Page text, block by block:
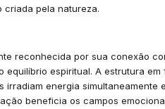
criada pela natureza.
reconhecida por sua conexão
espiritual. A estrutura
energia
beneficia os campos